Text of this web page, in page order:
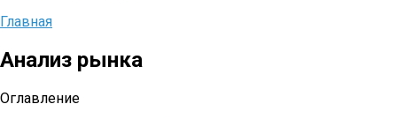
Главная
Анализ рынка
Оглавление